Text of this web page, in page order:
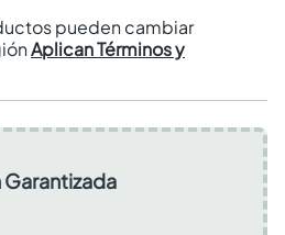
pueden cambiar
Aplican Términos y